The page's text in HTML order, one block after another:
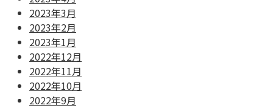
2023年3月
2023年2月
2023年1月
2022年12月
2022年11月
2022年10月
2022年9月